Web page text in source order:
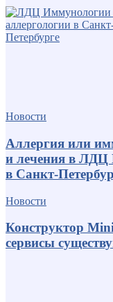
Новости
Аллергия или
и лечения в ЛДЦ
в Санкт-
Новости
Конструктор
сервисы